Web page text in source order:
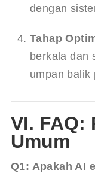
dengan
Tahap
berkala dan
umpan balik
VI. FAQ:
Umum
Q1: Apakah AI